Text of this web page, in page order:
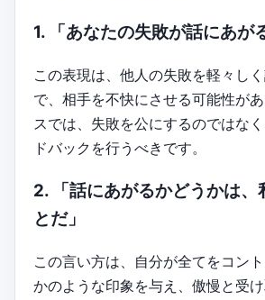
1. 「あなたの失敗が話にあが
この表現は、他人の失敗を軽々し
で、相手を不快にさせる可能性が
スでは、失敗を公にするのではな
ドバックを行うべきです。
2. 「話にあがるかどうかは、
とだ」
この言い方は、自分が全てをコン
かのような印象を与え、傲慢と受